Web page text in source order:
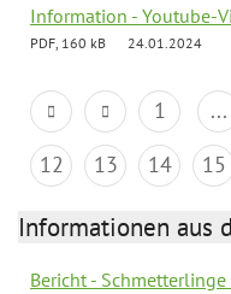
Information - Youtube-
PDF, 160 kB 24.01.2024
1 ...
12
13 14 15
Informationen aus
Bericht -